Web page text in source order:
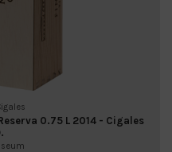
0.75 L 2014 - Cigales